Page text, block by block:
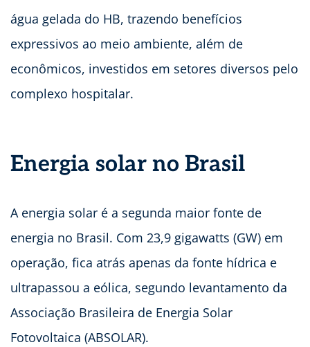
água gelada do HB, trazendo benefícios
expressivos ao meio ambiente, além de
econômicos, investidos em setores diversos pelo
complexo hospitalar.
Energia solar no Brasil
A energia solar é a segunda maior fonte de
energia no Brasil. Com 23,9 gigawatts (GW) em
operação, fica atrás apenas da fonte hídrica e
ultrapassou a eólica, segundo levantamento da
Associação Brasileira de Energia Solar
Fotovoltaica (ABSOLAR).